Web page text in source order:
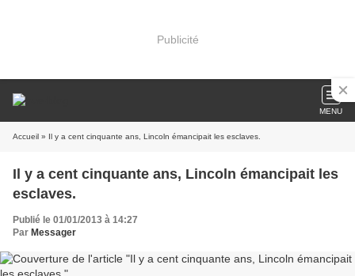
Publicité
MENU
Accueil » Il y a cent cinquante ans, Lincoln émancipait les esclaves.
Il y a cent cinquante ans, Lincoln émancipait les
esclaves.
Publié le 01/01/2013 à 14:27
Par Messager